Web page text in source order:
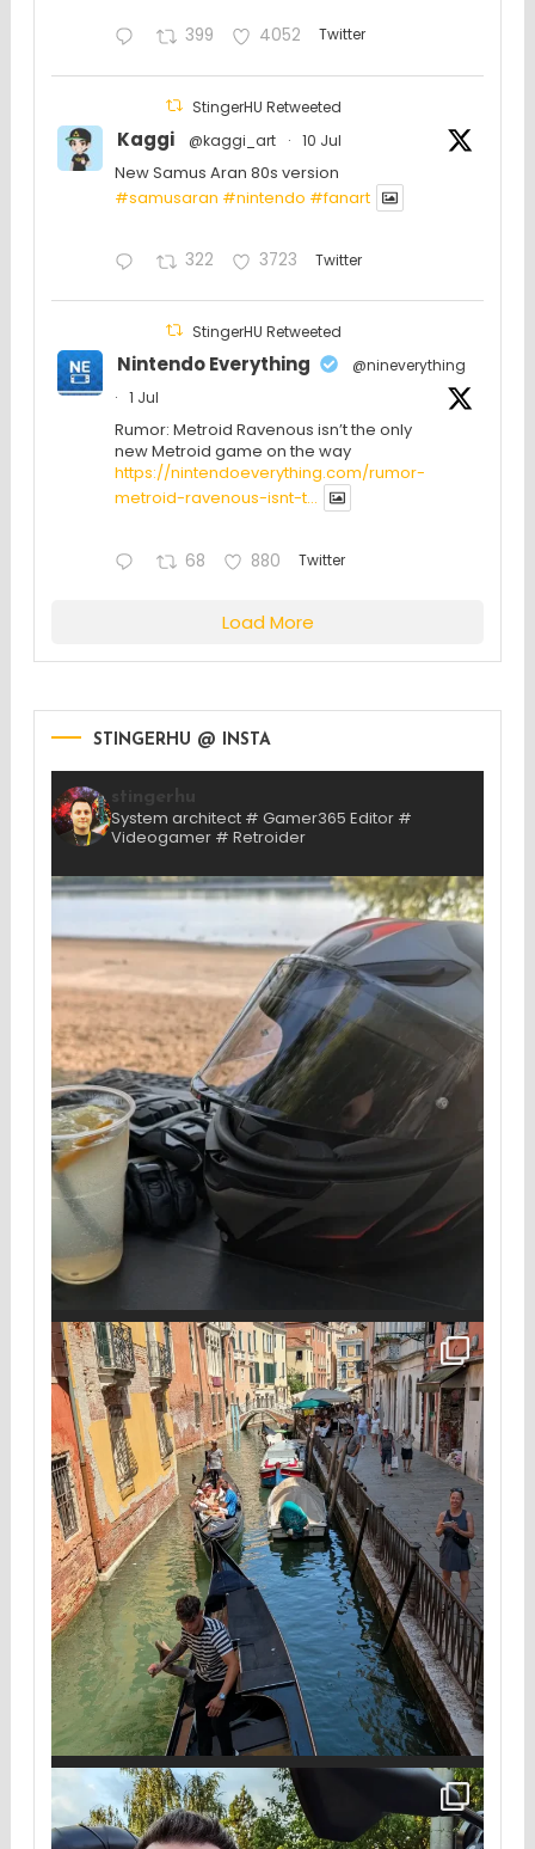
399 4052 Twitter
StingerHU Retweeted
Kaggi @kaggi_art · 10 Jul
New Samus Aran 80s version
#samusaran #nintendo #fanartㅤㅤㅤㅤ
322 3723 Twitter
StingerHU Retweeted
Nintendo Everything
@nineverything
·
1 Jul
Rumor: Metroid Ravenous isn’t the only
new Metroid game on the way
https://nintendoeverything.com/rumor-
metroid-ravenous-isnt-t...
68 880 Twitter
Load More
STINGERHU @ INSTA
System architect # Gamer365 Editor #
Videogamer # Retroider